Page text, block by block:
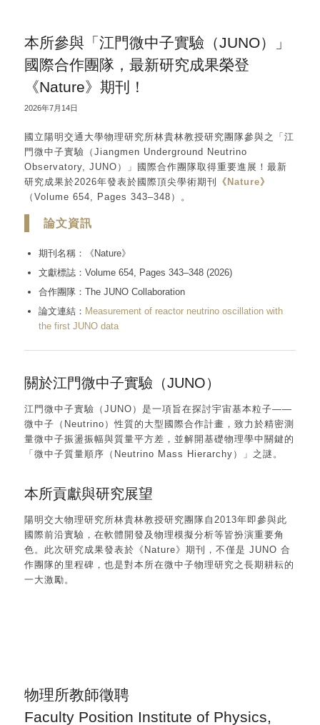
本所參與「江門微中子實驗（JUNO）」
國際合作團隊，最新研究成果榮登
《Nature》期刊！
2026年7月14日
國立陽明交通大學物理研究所林貴林教授研究團隊參與之「江
門微中子實驗（Jiangmen Underground Neutrino
Observatory, JUNO）」國際合作團隊取得重要進展！最新
研究成果於2026年發表於國際頂尖學術期刊
《Nature》
（Volume 654, Pages 343–348）。
論文資訊
期刊名稱：《Nature》
文獻標誌：Volume 654, Pages 343–348 (2026)
合作團隊：The JUNO Collaboration
論文連結： Measurement of reactor neutrino oscillation with
the first JUNO data
關於江門微中子實驗（JUNO）
江門微中子實驗（JUNO）是一項旨在探討宇宙基本粒子——
微中子（Neutrino）性質的大型國際合作計畫，致力於精密測
量微中子振盪振幅與質量平方差，並解開基礎物理學中關鍵的
「微中子質量順序（Neutrino Mass Hierarchy）」之謎。
本所貢獻與研究展望
陽明交大物理研究所林貴林教授研究團隊自2013年即參與此
國際前沿實驗，在軟體開發及物理模擬分析等皆扮演重要角
色。此次研究成果發表於《Nature》期刊，不僅是 JUNO 合
作團隊的里程碑，也是對本所在微中子物理研究之長期耕耘的
一大激勵。
物理所教師徵聘
Faculty Position Institute of Physics,